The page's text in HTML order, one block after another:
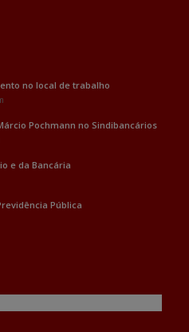
no local de trabalho
Pochmann no Sindibancários
e da Bancária
Pública